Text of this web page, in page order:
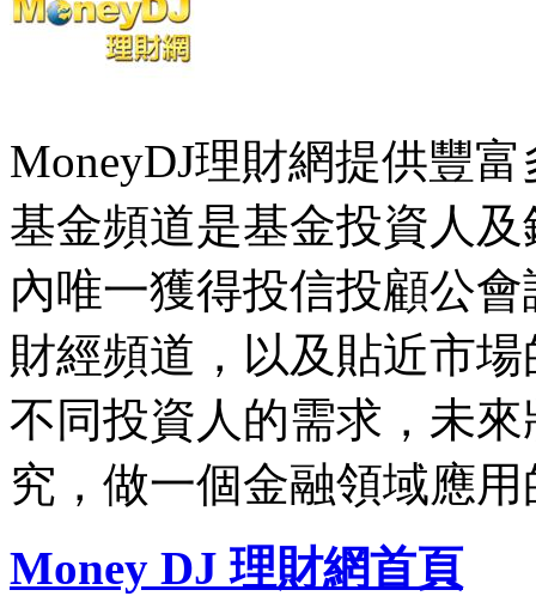
MoneyDJ理財網提供豐
基金頻道是基金投資人
內唯一獲得投信投顧公
財經頻道，以及貼近市
不同投資人的需求，未
究，做一個金融領域應
Money DJ 理財網首頁